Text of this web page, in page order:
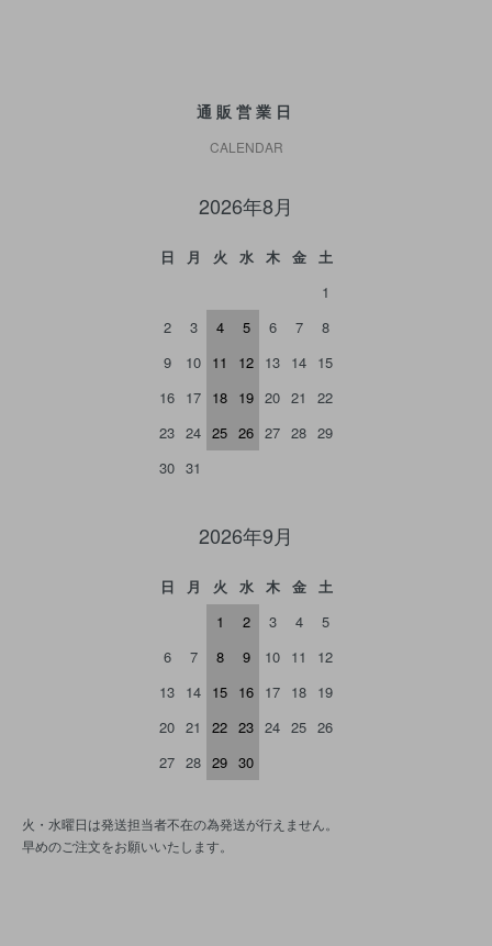
通販営業日
CALENDAR
2026年8月
日 月 火 水 木 金
土
1
2
3 4 5 6 7
8
9
10 11 12 13 14 15
16 17 18 19 20 21
22
23 24 25 26 27 28 29
30 31
2026年9月
日 月 火 水 木 金
土
1
2 3 4
5
6
7 8 9 10 11
12
13 14 15 16 17 18 19
20 21 22 23 24 25 26
27 28 29 30
火・水曜日は発送担当者不在の為発送が行えません。
早めのご注文をお願いいたします。